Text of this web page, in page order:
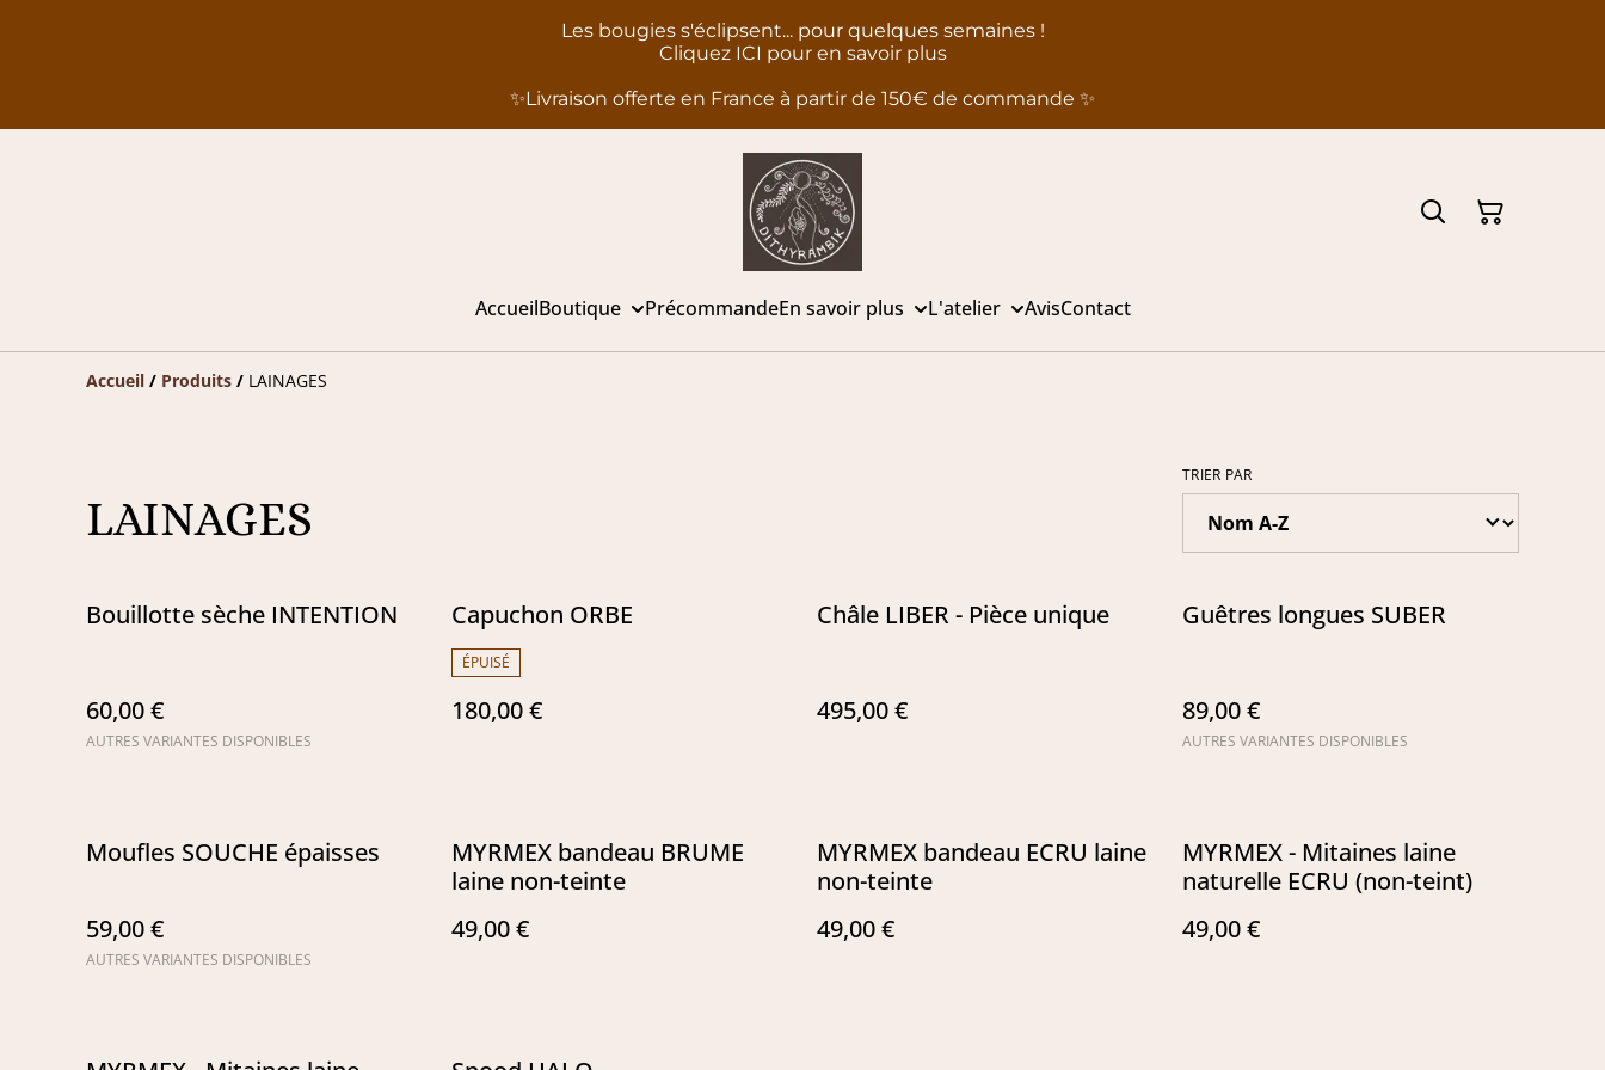
Les bougies s'éclipsent... pour quelques semaines !
Cliquez ICI pour en savoir plus
✨Livraison offerte en France à partir de 150€ de commande ✨
AccueilBoutique PrécommandeEn savoir plus L'atelier AvisContact
Accueil / Produits / LAINAGES
LAINAGES
TRIER PAR
Bouillotte sèche INTENTION
60,00 €
AUTRES VARIANTES DISPONIBLES
Capuchon ORBE
ÉPUISÉ
180,00 €
Châle LIBER - Pièce unique
495,00 €
Guêtres longues SUBER
89,00 €
AUTRES VARIANTES DISPONIBLES
Moufles SOUCHE épaisses
59,00 €
AUTRES VARIANTES DISPONIBLES
MYRMEX bandeau BRUME
laine non-teinte
49,00 €
MYRMEX bandeau ECRU laine
non-teinte
49,00 €
MYRMEX - Mitaines laine
naturelle ECRU (non-teint)
49,00 €